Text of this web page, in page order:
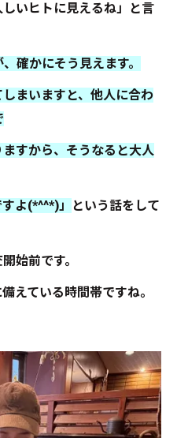
いヒトに見えるね」と言
確かにそう見えます。
まいますと、他人に合わ
すから、そうなると大人
よ(*^^*)」
という話をして
始前です。
えている時間帯ですね。